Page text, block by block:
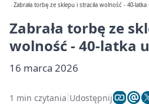
Zabrała torbę ze sklepu i straciła wolność - 40-latka
Zabrała torbę ze
wolność - 40-latka
16 marca 2026
1 min czytania Udostępnij